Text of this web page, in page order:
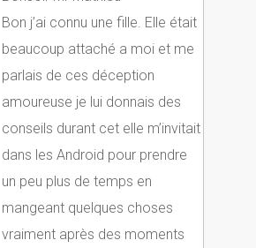
Bon j’ai connu une fille. Elle était
beaucoup attaché a moi et me
parlais de ces déception
amoureuse je lui donnais des
conseils durant cet elle m’invitait
dans les Android pour prendre
un peu plus de temps en
mangeant quelques choses
vraiment après des moments